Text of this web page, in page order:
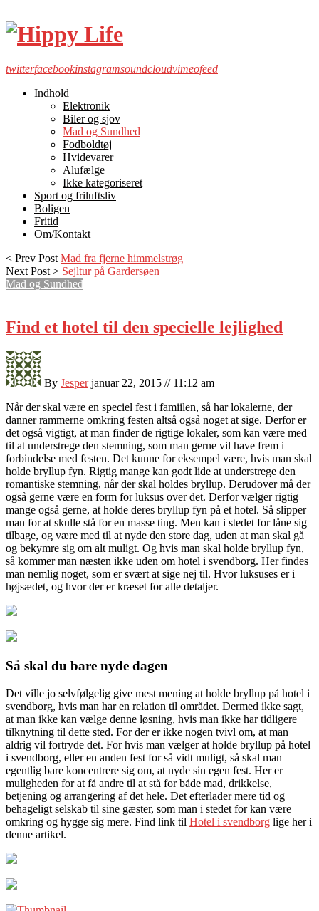
twitterfacebookinstagramsoundcloudvimeofeed
Indhold
Elektronik
Biler og sjov
Mad og Sundhed
Fodboldtøj
Hvidevarer
Alufælge
Ikke kategoriseret
Sport og friluftsliv
Boligen
Fritid
Om/Kontakt
< Prev Post Mad fra fjerne himmelstrøg
Next Post > Sejltur på Gardersøen
Mad og Sundhed
Find et hotel til den specielle lejlighed
By Jesper januar 22, 2015 // 11:12 am
Når der skal være en speciel fest i famiilen, så har lokalerne, der
danner rammerne omkring festen altså også noget at sige. Derfor er
det også vigtigt, at man finder de rigtige lokaler, som kan være med
til at understrege den stemning, som man gerne vil have frem i
forbindelse med festen. Det kunne for eksempel være, hvis man skal
holde bryllup fyn. Rigtig mange kan godt lide at understrege den
romantiske stemning, når der skal holdes bryllup. Derudover må der
også gerne være en form for luksus over det. Derfor vælger rigtig
mange også gerne, at holde deres bryllup fyn på et hotel. Så slipper
man for at skulle stå for en masse ting. Men kan i stedet for låne sig
tilbage, og være med til at nyde den store dag, uden at man skal gå
og bekymre sig om alt muligt. Og hvis man skal holde bryllup fyn,
så kommer man næsten ikke uden om hotel i svendborg. Her findes
man nemlig noget, som er svært at sige nej til. Hvor luksuses er i
højsædet, og hvor der er kræset for alle detaljer.
Så skal du bare nyde dagen
Det ville jo selvfølgelig give mest mening at holde bryllup på hotel i
svendborg, hvis man har en relation til området. Dermed ikke sagt,
at man ikke kan vælge denne løsning, hvis man ikke har tidligere
tilknytning til dette sted. For der er ikke nogen tvivl om, at man
aldrig vil fortryde det. For hvis man vælger at holde bryllup på hotel
i svendborg, eller en anden fest for så vidt muligt, så skal man
egentlig bare koncentrere sig om, at nyde sin egen fest. Her er
muligheden for at få andre til at stå for både mad, drikkelse,
betjening og arrangering af det hele. Det efterlader mere tid og
behageligt selskab til sine gæster, som man i stedet for kan være
omkring og hygge sig mere. Find link til Hotel i svendborg lige her i
denne artikel.